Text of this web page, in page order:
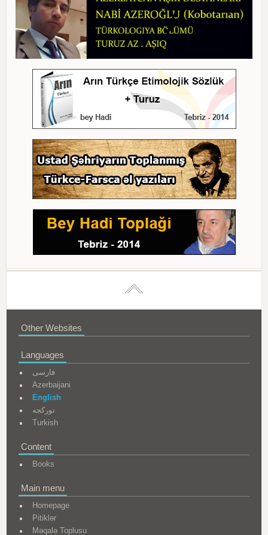
Other Websites
Languages
فارسی
Azerbaijani
English
تورکجه
Turkish
Content
Books
Main menu
Homepage
Pitiklər
Məqalə Toplusu